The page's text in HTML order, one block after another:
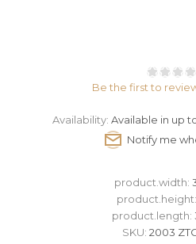
Be the first to
Availability: Available in up
product.width:
product.height:
product.length:
SKU: 2003